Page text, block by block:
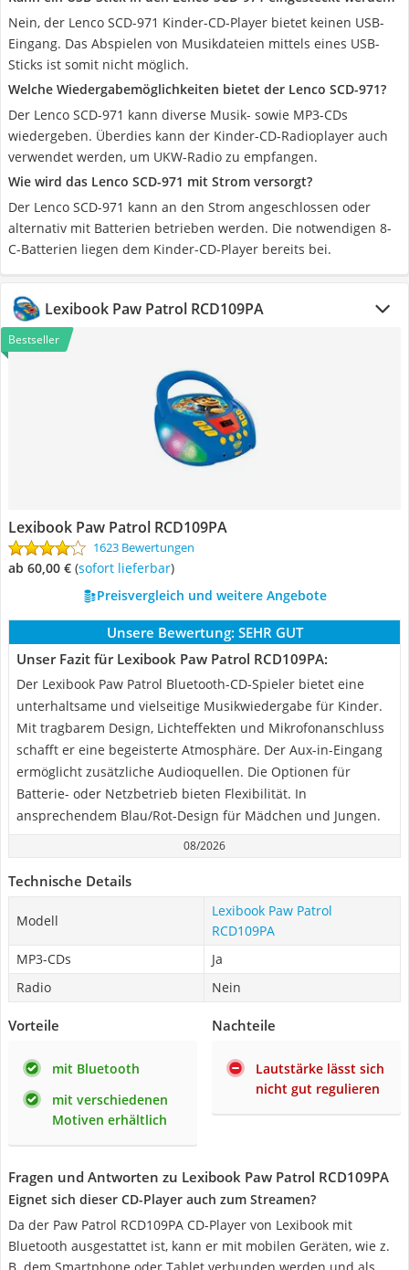
Nein, der Lenco SCD-971 Kinder-CD-Player bietet keinen USB-
Eingang. Das Abspielen von Musikdateien mittels eines USB-
Sticks ist somit nicht möglich.
Welche Wiedergabemöglichkeiten bietet der Lenco SCD-971?
Der Lenco SCD-971 kann diverse Musik- sowie MP3-CDs
wiedergeben. Überdies kann der Kinder-CD-Radioplayer auch
verwendet werden, um UKW-Radio zu empfangen.
Wie wird das Lenco SCD-971 mit Strom versorgt?
Der Lenco SCD-971 kann an den Strom angeschlossen oder
alternativ mit Batterien betrieben werden. Die notwendigen 8-
C-Batterien liegen dem Kinder-CD-Player bereits bei.
Lexibook Paw Patrol RCD109PA
Bestseller
Lexibook Paw Patrol RCD109PA
1623 Bewertungen
ab 60,00 € ( Sofort lieferbar)
Preisvergleich und weitere Angebote
Unsere Bewertung: SEHR GUT
Unser Fazit für Lexibook Paw Patrol RCD109PA:
Der Lexibook Paw Patrol Bluetooth-CD-Spieler bietet eine
unterhaltsame und vielseitige Musikwiedergabe für Kinder.
Mit tragbarem Design, Lichteffekten und Mikrofonanschluss
schafft er eine begeisterte Atmosphäre. Der Aux-in-Eingang
ermöglicht zusätzliche Audioquellen. Die Optionen für
Batterie- oder Netzbetrieb bieten Flexibilität. In
ansprechendem Blau/Rot-Design für Mädchen und Jungen.
08/2026
Technische Details
Modell
Lexibook Paw Patrol
RCD109PA
MP3-CDs
Ja
Radio
Nein
Vorteile
mit Bluetooth
mit verschiedenen
Motiven erhältlich
Nachteile
Lautstärke lässt sich
nicht gut regulieren
Fragen und Antworten zu Lexibook Paw Patrol RCD109PA
Eignet sich dieser CD-Player auch zum Streamen?
Da der Paw Patrol RCD109PA CD-Player von Lexibook mit
Bluetooth ausgestattet ist, kann er mit mobilen Geräten, wie z.